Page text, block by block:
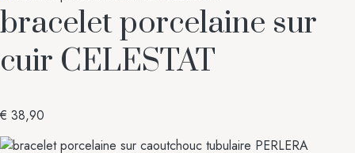
bracelet porcelaine sur
cuir CELESTAT
€ 38,90